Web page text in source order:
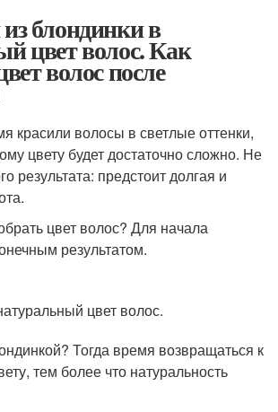
блондинки в
цвет волос. Как
волос после
красили волосы в светлые оттенки,
цвету будет достаточно сложно. Не
результата: предстоит долгая и
цвет волос? Для начала
результатом.
цвет волос.
Тогда время возвращаться к
тем более что натуральность